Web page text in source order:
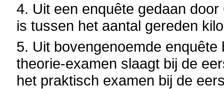
4. Uit een enquête gedaan
is tussen het aantal gereden
5. Uit bovengenoemde
theorie-examen slaagt bij de
het praktisch examen bij de